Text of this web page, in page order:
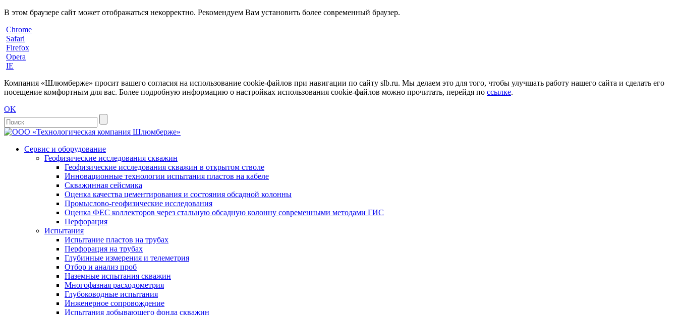
В этом браузере сайт может отображаться некорректно. Рекомендуем Вам установить более современный браузер.
Chrome
Safari
Firefox
Opera
IE
Компания «Шлюмберже» просит вашего согласия на использование cookie-файлов при навигации по сайту slb.ru. Мы делаем это для того, чтобы улучшать работу нашего сайта и сделать его
посещение комфортным для вас. Более подробную информацию о настройках использования cookie-файлов можно прочитать, перейдя по ссылке.
OK
Сервис и оборудование
Геофизические исследования скважин
Геофизические исследования скважин в открытом стволе
Инновационные технологии испытания пластов на кабеле
Скважинная сейсмика
Оценка качества цементирования и состояния обсадной колонны
Промыслово-геофизические исследования
Оценка ФЕС коллекторов через стальную обсадную колонну современными методами ГИС
Перфорация
Испытания
Испытание пластов на трубах
Перфорация на трубах
Глубинные измерения и телеметрия
Отбор и анализ проб
Наземные испытания скважин
Многофазная расходометрия
Глубоководные испытания
Инженерное сопровождение
Испытания добывающего фонда скважин